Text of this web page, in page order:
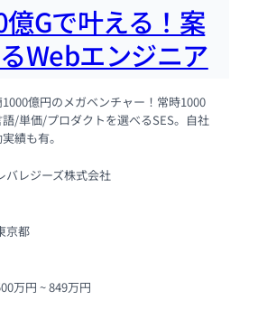
Gで叶える！案
Webエンジニア
億円のメガベンチャー！常時1000
/単価/プロダクトを選べるSES。自社
績も有。
バレジーズ株式会社
京都
万円 ~ 849万円